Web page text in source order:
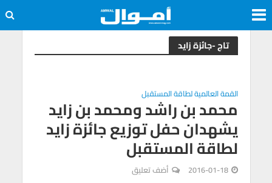
تاج -جائزة زايد
القمة العالمية لطاقة المستقبل
محمد بن راشد ومحمد بن زايد
يشهدان حفل توزيع جائزة زايد
لطاقة المستقبل
2016-01-18 أضف تعليق